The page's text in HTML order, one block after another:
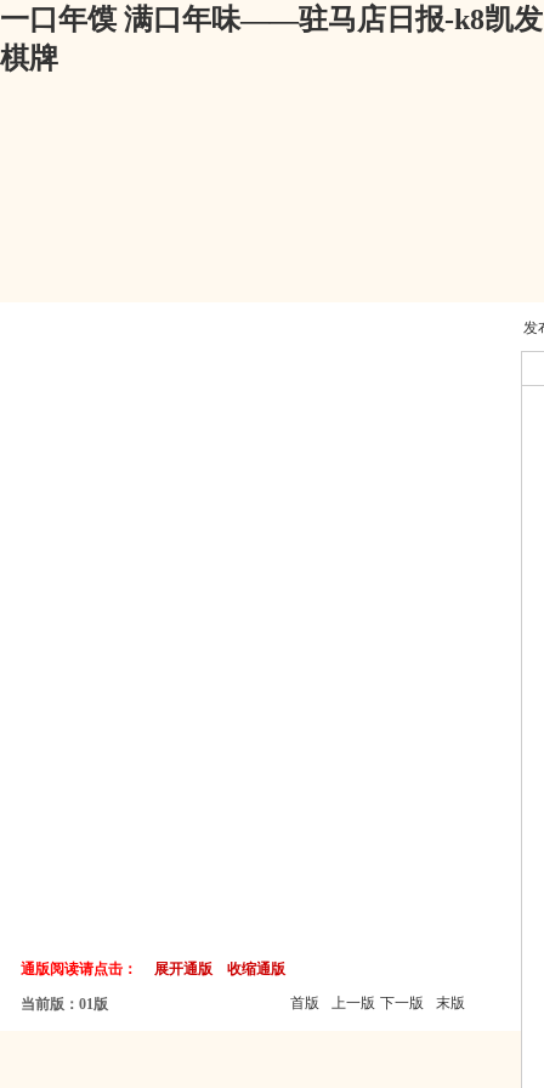
一口年馍 满口年味——驻马店日报-k8凯发
棋牌
通版阅读请点击： 展开通版 收缩通版
当前版：01版 首版 上一版 下一版 末版
发